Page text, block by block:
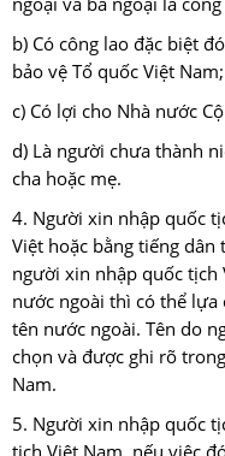
b) Có công lao đặc biệt
bảo vệ Tổ quốc Việt Nam;
c) Có lợi cho Nhà nước
d) Là người chưa thành
cha hoặc mẹ.
4. Người xin nhập quốc
Việt hoặc bằng tiếng dân
người xin nhập quốc
nước ngoài thì có thể lựa
tên nước ngoài. Tên do
chọn và được ghi rõ
Nam.
5. Người xin nhập quốc